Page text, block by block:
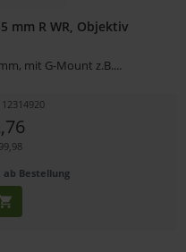
mm R WR, Objektiv
mit G-Mount z.B....
ab Bestellung